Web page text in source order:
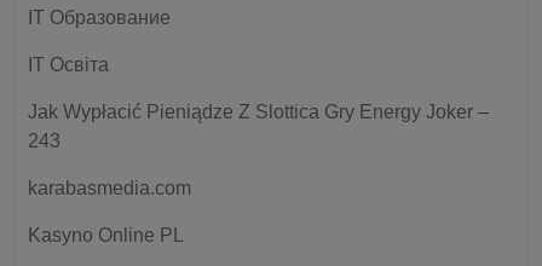
IT Образование
IT Освіта
Jak Wypłacić Pieniądze Z Slottica Gry Energy Joker –
243
karabasmedia.com
Kasyno Online PL